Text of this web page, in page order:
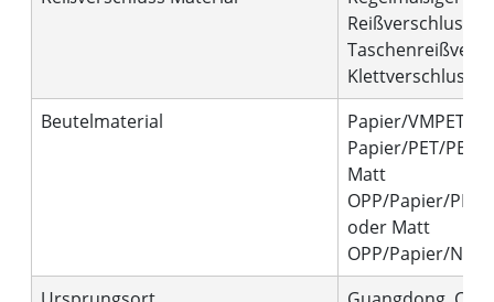
Reißverschluss,
Klettverschluss
Beutelmaterial
Papier/VMPET/
Papier/PET/PE
Matt
OPP/Papier/PET/
oder Matt
OPP/Papier/NY/